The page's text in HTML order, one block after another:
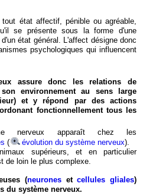
tout état affectif, pénible ou agréable,
se présente sous la forme d'une
état général. L'affect désigne donc
psychologiques qui influencent
assure donc les relations de
son environnement au sens large
et y répond par des actions
fonctionnellement tous les
nerveux apparaît chez les
( évolution du système nerveux).
supérieurs, et en particulier
de loin le plus complexe.
(neuronesetcellules gliales)
du système nerveux.